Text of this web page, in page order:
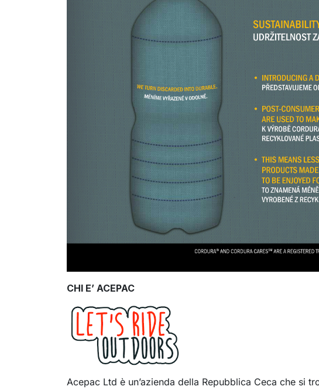
CHI E’ ACEPAC
Acepac Ltd è un’azienda della Repubblica Ceca che si